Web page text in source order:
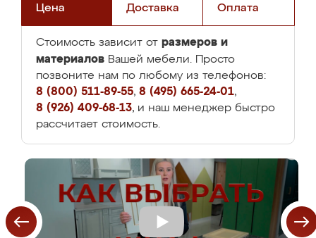
Цена Доставка Оплата
Стоимость зависит от размеров и
материалов Вашей мебели. Просто
позвоните нам по любому из телефонов:
8 (800) 511-89-55, 8 (495) 665-24-01,
8 (926) 409-68-13, и наш менеджер быстро
рассчитает стоимость.